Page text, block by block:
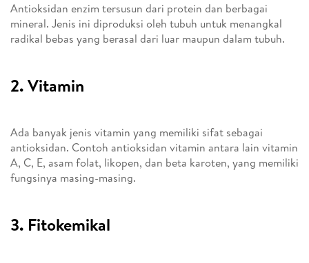
Antioksidan enzim tersusun dari protein dan berbagai
mineral. Jenis ini diproduksi oleh tubuh untuk menangkal
radikal bebas yang berasal dari luar maupun dalam tubuh.
2. Vitamin
Ada banyak jenis vitamin yang memiliki sifat sebagai
antioksidan. Contoh antioksidan vitamin antara lain vitamin
A, C, E, asam folat, likopen, dan beta karoten, yang memiliki
fungsinya masing-masing.
3. Fitokemikal